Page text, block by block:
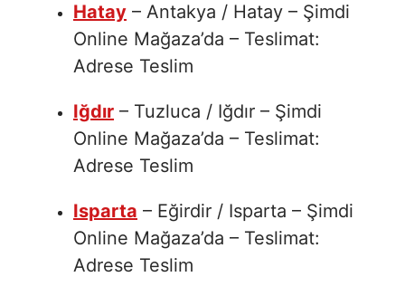
Hatay – Antakya / Hatay – Şimdi
Online Mağaza’da – Teslimat:
Adrese Teslim
Iğdır – Tuzluca / Iğdır – Şimdi
Online Mağaza’da – Teslimat:
Adrese Teslim
Isparta – Eğirdir / Isparta – Şimdi
Online Mağaza’da – Teslimat:
Adrese Teslim